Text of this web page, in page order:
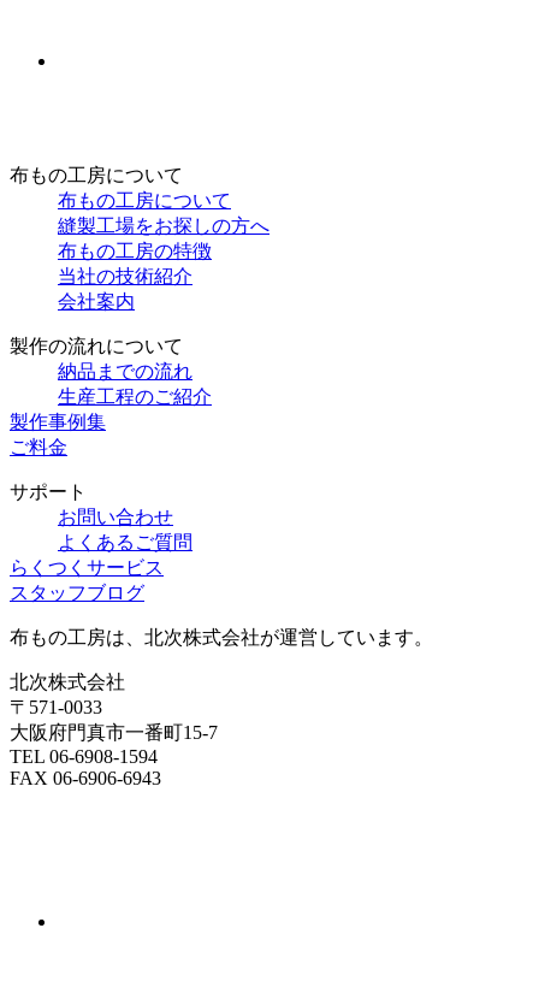
布もの工房について
布もの工房について
縫製工場をお探しの方へ
布もの工房の特徴
当社の技術紹介
会社案内
製作の流れについて
納品までの流れ
生産工程のご紹介
製作事例集
ご料金
サポート
お問い合わせ
よくあるご質問
らくつくサービス
スタッフブログ
布もの工房は、北次株式会社が運営しています。
北次株式会社
〒571-0033
大阪府門真市一番町15-7
TEL 06-6908-1594
FAX 06-6906-6943